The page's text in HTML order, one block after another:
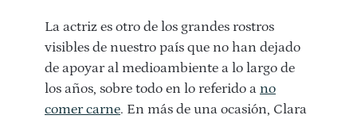
La actriz es otro de los grandes rostros
visibles de nuestro país que no han dejado
de apoyar al medioambiente a lo largo de
los años, sobre todo en lo referido a no
comer carne. En más de una ocasión, Clara